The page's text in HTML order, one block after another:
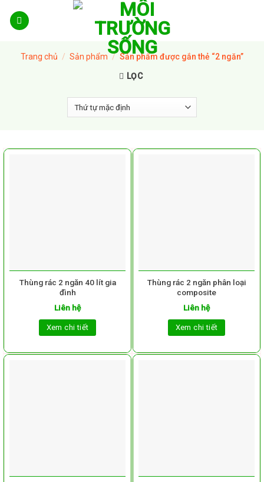
Trang chủ / Sản phẩm / Sản phẩm được gắn thẻ “2 ngăn”
LỌC
Thùng rác 2 ngăn 40 lít gia
đình
Liên hệ
Xem chi tiết
Thùng rác 2 ngăn phân loại
composite
Liên hệ
Xem chi tiết